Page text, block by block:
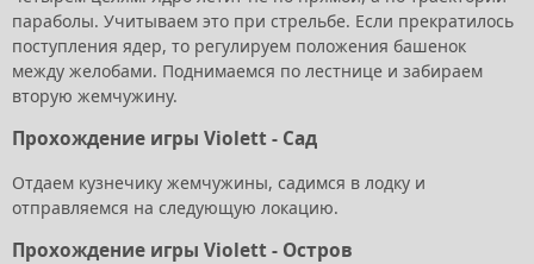
параболы. Учитываем это при стрельбе. Если прекратилось
поступления ядер, то регулируем положения башенок
между желобами. Поднимаемся по лестнице и забираем
вторую жемчужину.
Прохождение игры Violett - Сад
Отдаем кузнечику жемчужины, садимся в лодку и
отправляемся на следующую локацию.
Прохождение игры Violett - Остров